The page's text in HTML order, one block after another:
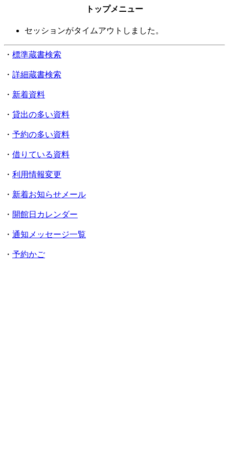
トップメニュー
セッションがタイムアウトしました。
・ 標準蔵書検索
・ 詳細蔵書検索
・ 新着資料
・ 貸出の多い資料
・ 予約の多い資料
・ 借りている資料
・ 利用情報変更
・ 新着お知らせメール
・ 開館日カレンダー
・ 通知メッセージ一覧
・ 予約かご